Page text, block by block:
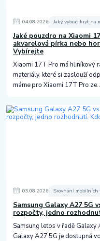
04.08.2026 Jaký vybrat kryt na
Jaké pouzdro na Xiaomi
akvarelová pírka nebo
Vybírejte
Xiaomi 17T Pro má hliníkový
materiály, které si zaslouží
máme pro Xiaomi 17T Pro
03.08.2026 Srovnání mobilních
Samsung Galaxy A27 5G
rozpočty, jedno
Samsung letos v řadě
Galaxy A27 5G je dostupná